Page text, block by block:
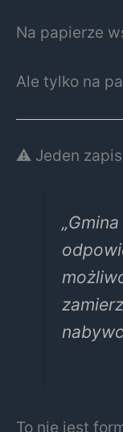
Na papierze
Ale tylko na
⚠️ Jeden
To nie jest